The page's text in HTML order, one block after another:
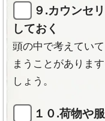
９.カウンセ
しておく
頭の中で考えてい
まうことがありま
しょう。
１０.荷物や